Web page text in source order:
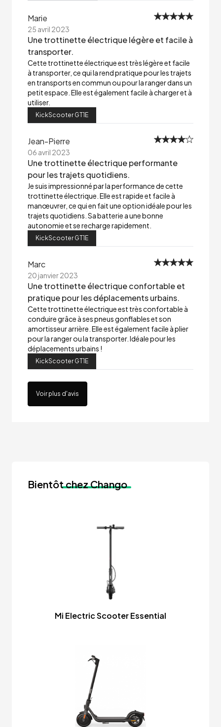
Marie
25 avril 2023
Une trottinette électrique légère et facile à
transporter.
Cette trottinette électrique est très légère et facile
à transporter, ce qui la rend pratique pour les trajets
en transports en commun ou pour la ranger dans un
petit espace. Elle est également facile à charger et à
utiliser.
KickScooter GT1E
Jean-Pierre
06 avril 2023
Une trottinette électrique performante
pour les trajets quotidiens.
Je suis impressionné par la performance de cette
trottinette électrique. Elle est rapide et facile à
manœuvrer, ce qui en fait une option idéale pour les
trajets quotidiens. Sa batterie a une bonne
autonomie et se recharge rapidement.
KickScooter GT1E
Marc
20 janvier 2023
Une trottinette électrique confortable et
pratique pour les déplacements urbains.
Cette trottinette électrique est très confortable à
conduire grâce à ses pneus gonflables et son
amortisseur arrière. Elle est également facile à plier
pour la ranger ou la transporter. Idéale pour les
déplacements urbains !
KickScooter GT1E
Voir plus d'avis
Bientôtchez Chango
Mi Electric Scooter Essential